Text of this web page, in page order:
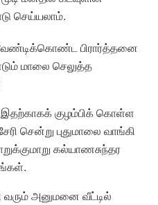
செய்யலாம்.
வேண்டிக்கொண்ட பிரார்த்தனை
மாலை செலுத்த
குழம்பிக் கொள்ள
சென்று புதுமாலை வாங்கி
கல்யாணசுந்தர
அனுமனை வீட்டில்